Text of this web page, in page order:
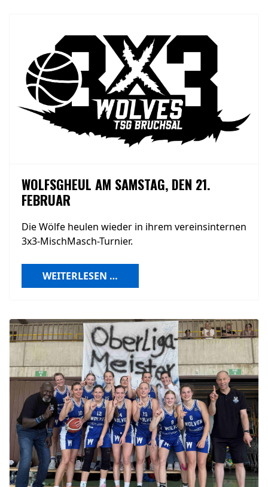
WOLFSGHEUL AM SAMSTAG, DEN 21.
FEBRUAR
Die Wölfe heulen wieder in ihrem vereinsinternen
3x3-MischMasch-Turnier.
WEITERLESEN …